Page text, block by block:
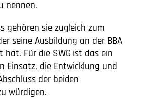
nennen.
gehören sie zugleich zum
seine Ausbildung an der BBA
hat. Für die SWG ist das ein
Einsatz, die Entwicklung und
der beiden
würdigen.